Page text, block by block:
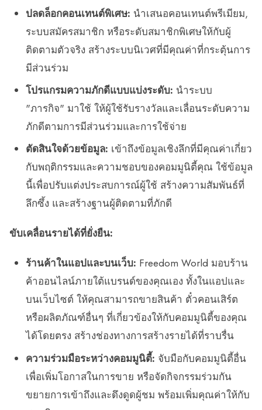
ปลดล็อกคอนเทนต์พิเศษ: นำเสนอคอนเทนต์พรีเมียม,
ระบบสมัครสมาชิก หรือระดับสมาชิกพิเศษให้กับผู้
ติดตามตัวจริง สร้างระบบนิเวศที่มีคุณค่าที่กระตุ้นการ
มีส่วนร่วม
โปรแกรมความภักดีแบบแบ่งระดับ: นำระบบ
"ภารกิจ" มาใช้ ให้ผู้ใช้รับรางวัลและเลื่อนระดับความ
ภักดีตามการมีส่วนร่วมและการใช้จ่าย
ตัดสินใจด้วยข้อมูล: เข้าถึงข้อมูลเชิงลึกที่มีคุณค่าเกี่ยว
กับพฤติกรรมและความชอบของคอมมูนิตี้คุณ ใช้ข้อมูล
นี้เพื่อปรับแต่งประสบการณ์ผู้ใช้ สร้างความสัมพันธ์ที่
ลึกซึ้ง และสร้างฐานผู้ติดตามที่ภักดี
ขับเคลื่อนรายได้ที่ยั่งยืน:
ร้านค้าในแอปและบนเว็บ: Freedom World มอบร้าน
ค้าออนไลน์ภายใต้แบรนด์ของคุณเอง ทั้งในแอปและ
บนเว็บไซต์ ให้คุณสามารถขายสินค้า ตั๋วคอนเสิร์ต
หรือผลิตภัณฑ์อื่นๆ ที่เกี่ยวข้องให้กับคอมมูนิตี้ของคุณ
ได้โดยตรง สร้างช่องทางการสร้างรายได้ที่ราบรื่น
ความร่วมมือระหว่างคอมมูนิตี้: จับมือกับคอมมูนิตี้อื่น
เพื่อเพิ่มโอกาสในการขาย หรือจัดกิจกรรมร่วมกัน
ขยายการเข้าถึงและดึงดูดผู้ชม พร้อมเพิ่มคุณค่าให้กับ